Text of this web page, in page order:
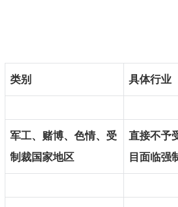
类别 具体行业
军工、赌博、色情、受
制裁国家地区
直接不予
目面临强